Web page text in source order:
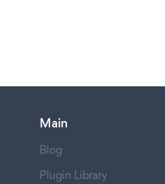
Main
Blog
Plugin Library